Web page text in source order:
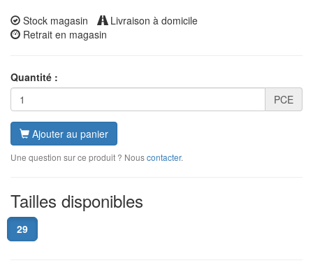
Stock magasin
Livraison à domicile
Retrait en magasin
Quantité :
PCE
Ajouter au panier
Une question sur ce produit ? Nouscontacter.
Tailles disponibles
29